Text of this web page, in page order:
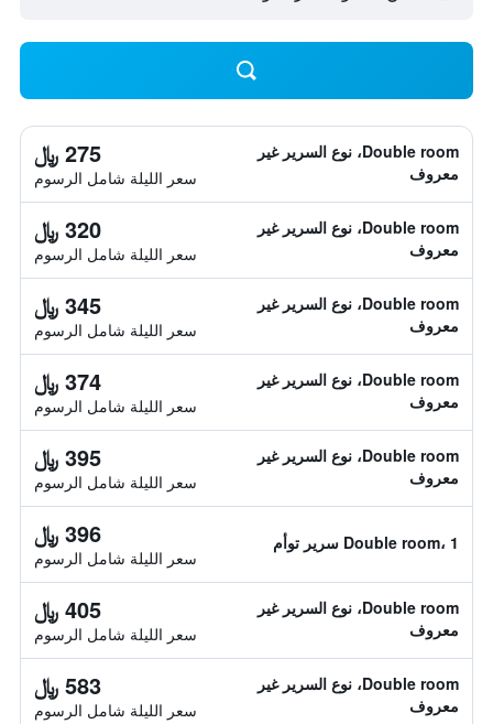
Double room، نوع السرير غير
معروف
275 ﷼
سعر الليلة شامل الرسوم
Double room، نوع السرير غير
معروف
320 ﷼
سعر الليلة شامل الرسوم
Double room، نوع السرير غير
معروف
345 ﷼
سعر الليلة شامل الرسوم
Double room، نوع السرير غير
معروف
374 ﷼
سعر الليلة شامل الرسوم
Double room، نوع السرير غير
معروف
395 ﷼
سعر الليلة شامل الرسوم
Double room، 1 سرير توأم 396 ﷼
سعر الليلة شامل الرسوم
Double room، نوع السرير غير
معروف
405 ﷼
سعر الليلة شامل الرسوم
Double room، نوع السرير غير
معروف
583 ﷼
سعر الليلة شامل الرسوم